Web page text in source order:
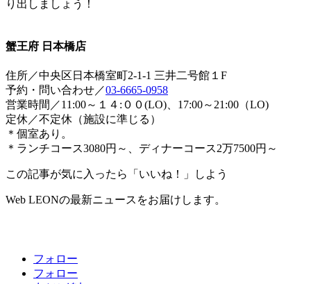
り出しましょう！
蟹王府 日本橋店
住所／中央区日本橋室町2-1-1 三井二号館１F
予約・問い合わせ／03-6665-0958
営業時間／11:00～１４:００(LO)、17:00～21:00（LO)
定休／不定休（施設に準じる）
＊個室あり。
＊ランチコース3080円～、ディナーコース2万7500円～
この記事が気に入ったら「いいね！」しよう
Web LEONの最新ニュースをお届けします。
フォロー
フォロー